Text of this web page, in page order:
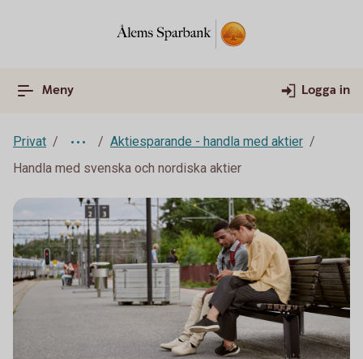
Meny Logga in
Privat
Aktiesparande - handla med aktier
Handla med svenska och nordiska aktier